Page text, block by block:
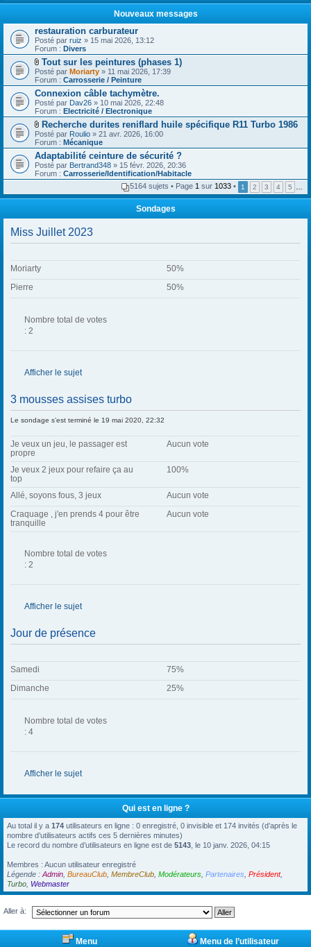
g
Nouveaux messages
restauration carburateur
Posté par ruiz » 15 mai 2026, 13:12
Forum : Divers
F
i
c
h
i
e
r
(
s
)
o
i
n
(
Tout sur les peintures (phases 1)
Posté par Moriarty » 11 mai 2026, 17:39
Forum : Carrosserie / Peinture
Connexion câble tachymètre.
Posté par Dav26 » 10 mai 2026, 22:48
Forum : Electricité / Electronique
F
i
c
h
i
e
r
s
s
Recherche durites reniflard huile spécifique R11 Turbo 1986
Posté par Roulio » 21 avr. 2026, 16:00
Forum : Mécanique
Adaptabilité ceinture de sécurité ?
Posté par Bertrand348 » 15 févr. 2026, 20:36
Forum : Carrosserie/Identification/Habitacle
5164 sujets • Page 1 sur 1033 • 1 2 3 4 5
Sondages
Miss Juillet 2023
Moriarty
50%
Pierre
50%
Nombre total de votes
: 2
Afficher le sujet
3 mousses assises turbo
Le sondage s’est terminé le 19 mai 2020, 22:32
Je veux un jeu, le passager est
propre
Aucun vote
Je veux 2 jeux pour refaire ça au
top
100%
Allé, soyons fous, 3 jeux
Aucun vote
Craquage , j'en prends 4 pour être
tranquille
Aucun vote
Nombre total de votes
: 2
Afficher le sujet
Jour de présence
Samedi
75%
Dimanche
25%
Nombre total de votes
: 4
Afficher le sujet
Qui est en ligne ?
Au total il y a 174 utilisateurs en ligne : 0 enregistré, 0 invisible et 174 invités (d’après le
nombre d’utilisateurs actifs ces 5 dernières minutes)
Le record du nombre d’utilisateurs en ligne est de 5143 , le 10 janv. 2026, 04:15
Membres : Aucun utilisateur enregistré
Légende : Admin BureauClub MembreClub Modérateurs Partenaires Président,
Turbo Webmaster
Aller à:
Menu Menu de l’utilisateur